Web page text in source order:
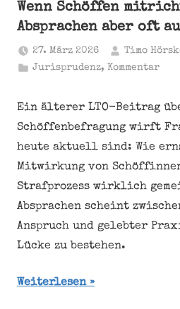
Wenn Schöffen
Absprachen aber oft
27. März 2026
Timo
Jurisprudenz, Kommentar
Ein älterer LTO-Beitrag
Schöffenbefragung wirft
heute aktuell sind: Wie
Mitwirkung von
Strafprozess wirklich
Absprachen scheint
Anspruch und gelebter
Lücke zu bestehen.
Weiterlesen